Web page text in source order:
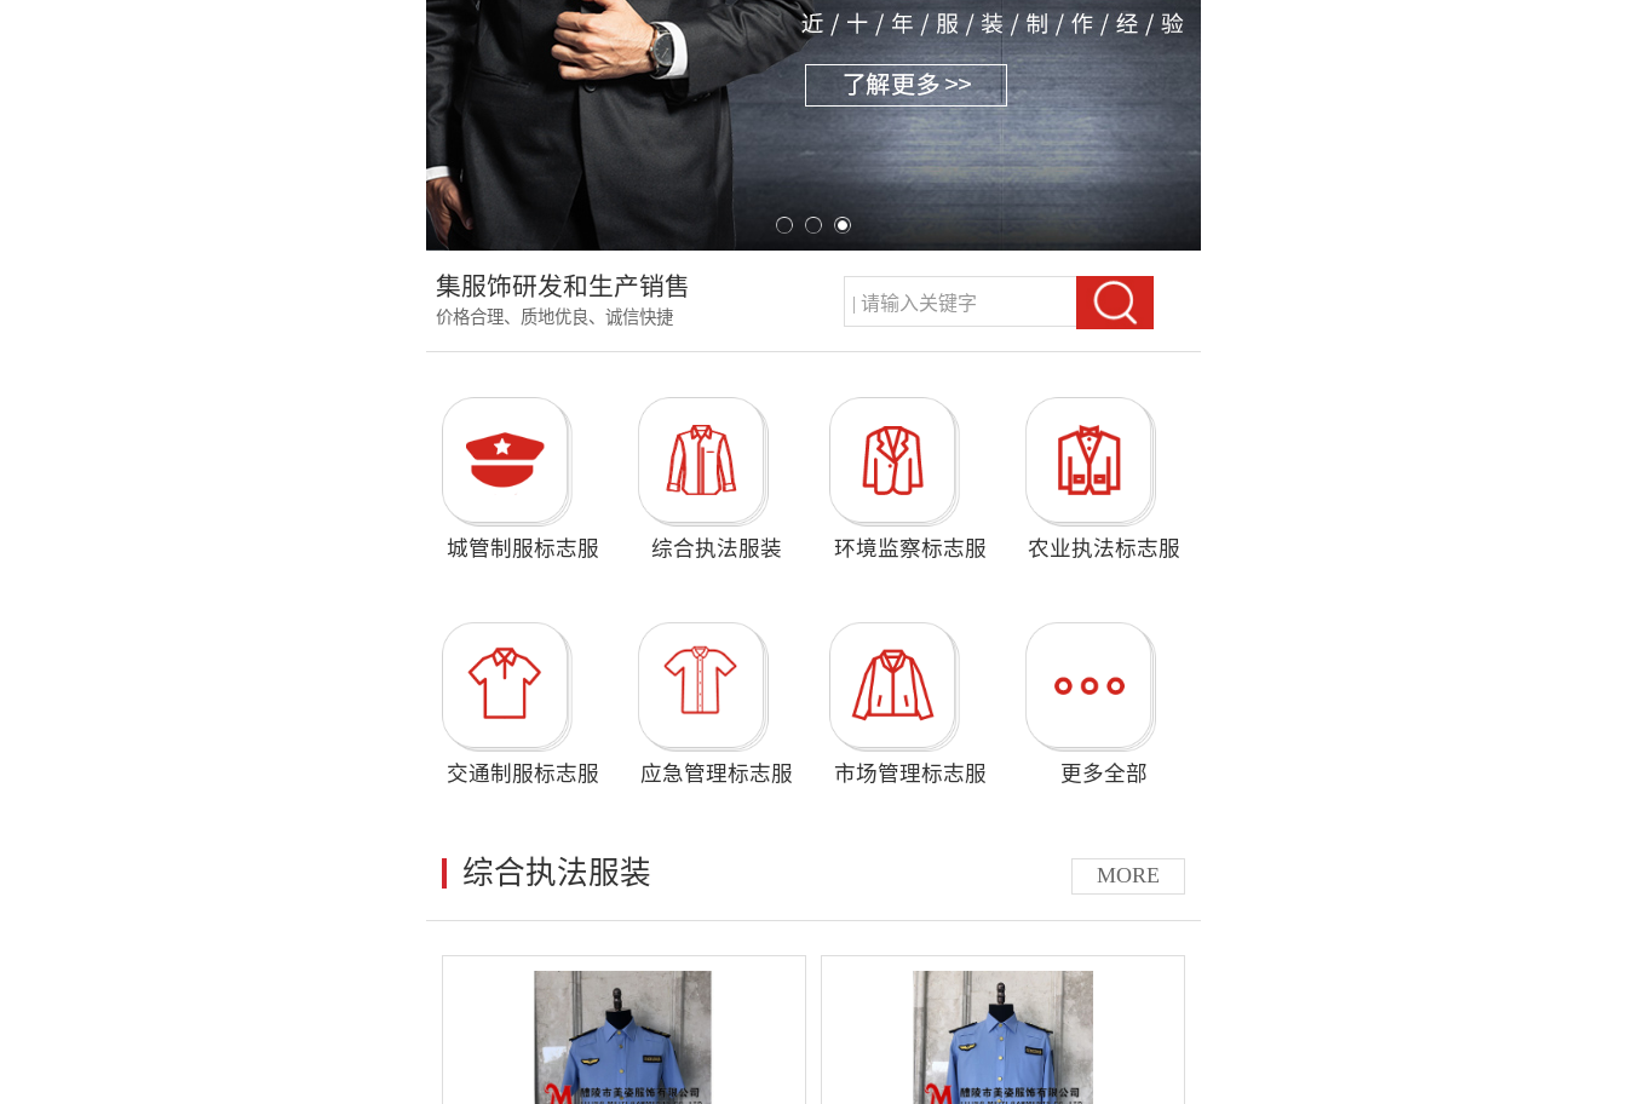
集服饰研发和生产销售
价格合理、质地优良、诚信快捷
城管制服标志服 综合执法服装 环境监察标志服 农业执法标志服
交通制服标志服 应急管理标志服 市场管理标志服 更多全部
综合执法服装 MORE